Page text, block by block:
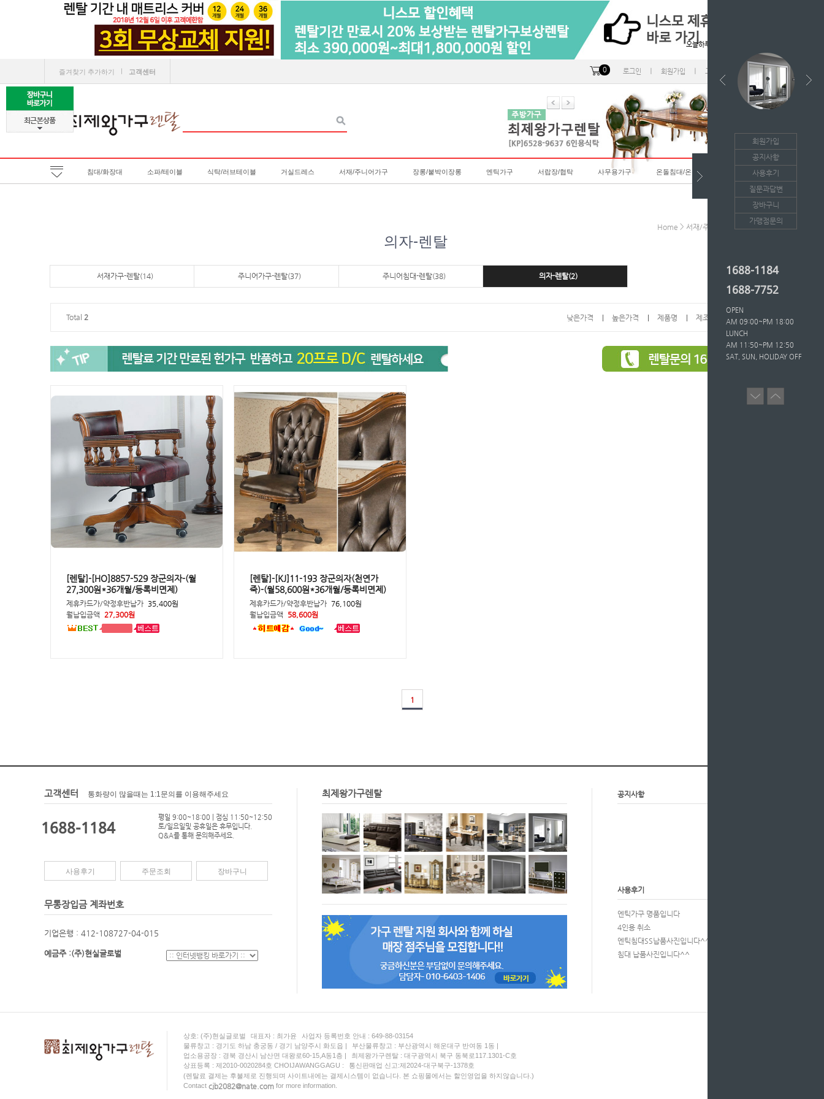
오늘하루 열지않음
즐겨찾기 추가하기 ㅣ 고객센터 0 로그인 회원가입 고객센터 ㅣ 마이페이지
침대/화장대 소파/테이블 식탁/러브테이블 거실드레스 서재/주니어가구 장롱/붙박이장롱 엔틱가구 서랍장/협탁 사무용가구 온돌침대/온돌소파
Home > 서재/주니어가구 의자-렌탈
의자-렌탈
서재가구-렌탈(14) 주니어가구-렌탈(37) 주니어침대-렌탈(38) 의자-렌탈(2)
Total 2 낮은가격 높은가격 제품명 제조사 인기도
[렌탈]-[HO]8857-529 장군의자-(월
27,300원*36개월/등록비면제)
제휴카드가/약정후반납가 35,400원
월납입금액
27,300원
[렌탈]-[KJ]11-193 장군의자(천연가
죽)-(월58,600원*36개월/등록비면제)
제휴카드가/약정후반납가 76,100원
월납입금액
58,600원
1
고객센터 통화량이 많을때는 1:1문의를 이용해주세요
1688-1184
평일 9:00~18:00 | 점심 11:50~12:50
토/일요일및 공휴일은 휴무입니다.
Q&A를 통해 문의해주세요.
사용후기 주문조회 장바구니
무통장입금 계좌번호
기업은행 : 412-108727-04-015
예금주 :(주)현실글로벌
최제왕가구렌탈 공지사항
사용후기
엔틱가구 명품입니다
4인용 취소
엔틱침대SS납품사진입니다^^
침대 납품사진입니다^^
상호: (주)현실글로벌 대표자 : 최가윤
사업자 등록번호 안내 : 649-88-03154
물류창고 : 경기도 하남 충궁동 / 경기 남양주시 화도읍 |
부산물류창고 : 부산광역시 해운대구 반여동 1동 |
업소용공장 : 경북 경산시 남산면 대왕로60-15,A동1층 |
최제왕가구렌탈 : 대구광역시 북구 동북로117.1301-C호
상표등록 : 제2010-0020284호 CHOIJAWANGGAGU :
통신판매업 신고:제2024-대구북구-1378호
(렌탈료 결제는 후불제로 진행되며 사이트내에는 결제시스템이 없습니다. 본 쇼핑몰에서는 할인영업을 하지않습니다.)
Contact cjb2082@nate.com for more information.
회원가입
공지사항
사용후기
질문과답변
장바구니
가맹점문의
1688-1184
1688-7752
OPEN
AM 09:00~PM 18:00
LUNCH
AM 11:50~PM 12:50
SAT, SUN, HOLIDAY OFF